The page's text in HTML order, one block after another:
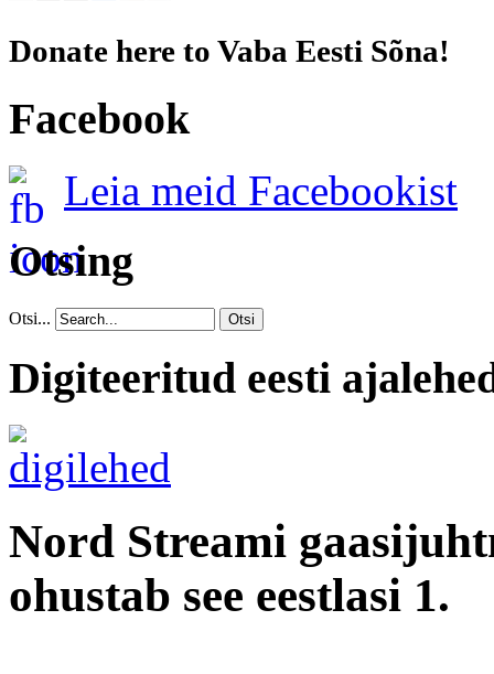
Donate here to Vaba Eesti Sõna!
Facebook
Leia meid Facebookist
Otsing
Otsi... Otsi
Digiteeritud eesti
Nord Streami
ohustab see eestlasi 1.